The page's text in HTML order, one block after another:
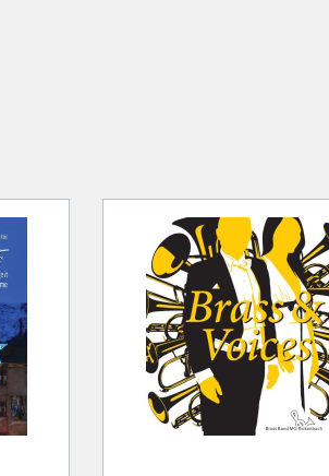
Ten Piece
Large Brass Ensemble
Flex Ensemble